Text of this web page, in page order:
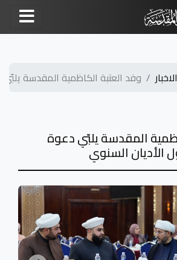
وفد العتبة الكاظمية المقدسة
المقدسة يلبّي دعوة
الأديان السنوي